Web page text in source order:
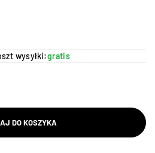
wysyłki:gratis
DO KOSZYKA